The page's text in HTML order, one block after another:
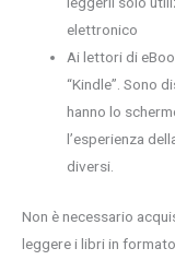
elettronico
Ai lettori di
“Kindle”. Sono
hanno lo
l’esperienza
diversi.
Non è necessario
leggere i libri in